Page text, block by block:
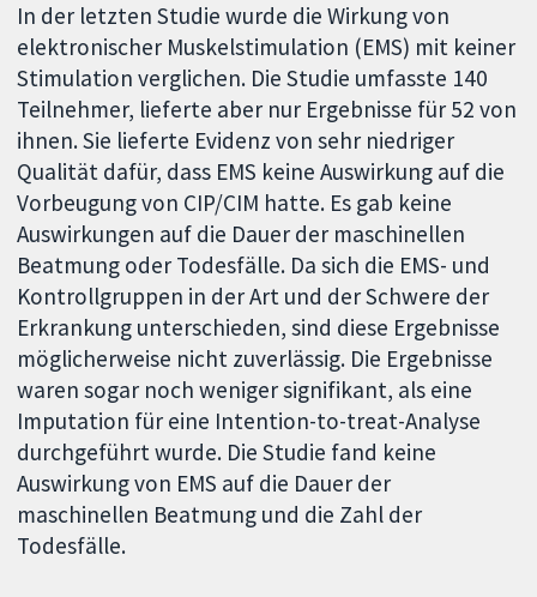
In der letzten Studie wurde die Wirkung von
elektronischer Muskelstimulation (EMS) mit keiner
Stimulation verglichen. Die Studie umfasste 140
Teilnehmer, lieferte aber nur Ergebnisse für 52 von
ihnen. Sie lieferte Evidenz von sehr niedriger
Qualität dafür, dass EMS keine Auswirkung auf die
Vorbeugung von CIP/CIM hatte. Es gab keine
Auswirkungen auf die Dauer der maschinellen
Beatmung oder Todesfälle. Da sich die EMS- und
Kontrollgruppen in der Art und der Schwere der
Erkrankung unterschieden, sind diese Ergebnisse
möglicherweise nicht zuverlässig. Die Ergebnisse
waren sogar noch weniger signifikant, als eine
Imputation für eine Intention-to-treat-Analyse
durchgeführt wurde. Die Studie fand keine
Auswirkung von EMS auf die Dauer der
maschinellen Beatmung und die Zahl der
Todesfälle.